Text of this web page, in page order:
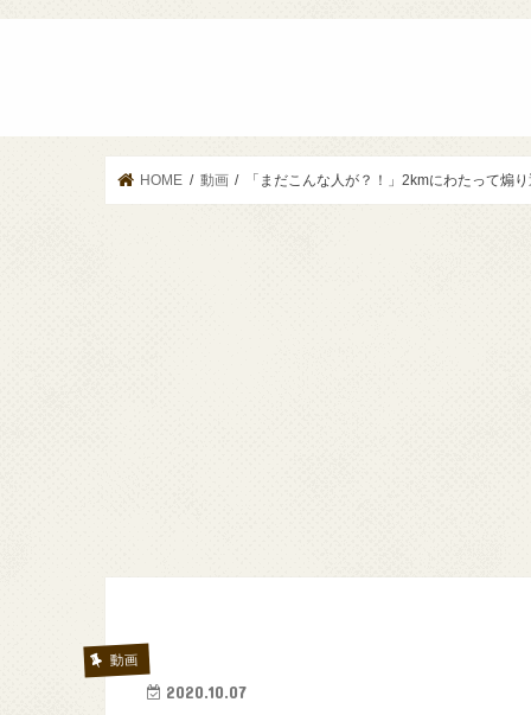
HOME 動画 「まだこんな人が？！」2kmにわたって煽
動画
2020.10.07